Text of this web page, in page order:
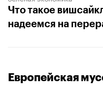
Что такое
надеемся на
Европейская